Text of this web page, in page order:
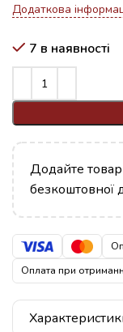
Додаткова
7 в наявності
Додайте
безкоштовної
Оплата при